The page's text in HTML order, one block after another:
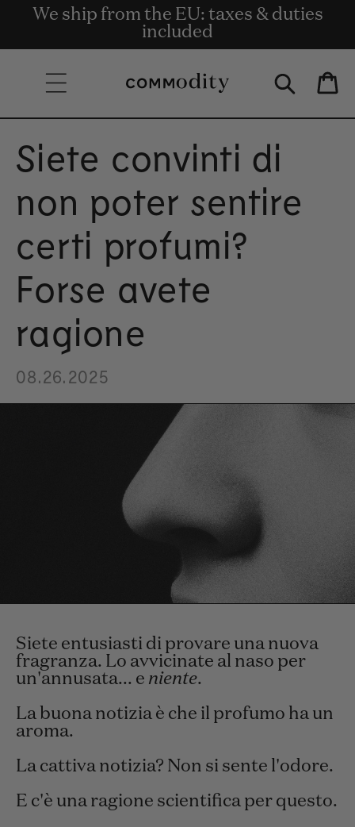
Skip to content
Consegna gratuita per ordini superiori
a 135€.
We ship from the EU: taxes & duties
included
Get rewards for shopping with
Commodity.Circle
Bag
Siete convinti di
non poter sentire
certi profumi?
Forse avete
ragione
08.26.2025
Siete entusiasti di provare una nuova
fragranza. Lo avvicinate al naso per
un'annusata... e niente.
La buona notizia è che il profumo ha un
aroma.
La cattiva notizia? Non si sente l'odore.
E c'è una ragione scientifica per questo.